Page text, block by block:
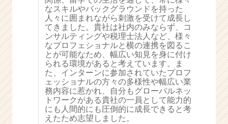
r
C
a
e
e
r）
なスキルやバックグラウンドを持った
人々に囲まれながら刺激を受けて成長し
てきました。貴社は社内のみならず、コ
ンサルティングや税理士法人など、様々
なプロフェショナルと横の連携を図るこ
とが可能なため、幅広い知見を身に付け
られる環境があると考えています。ま
た、インターンに参加されていたプロフ
ェッショナルの方々の多様性や幅広い業
務内容に惹かれ、自分もグローバルネッ
トワークがある貴社の一員として能力的
にも人間的にも圧倒的に成長できると考
えたため志望しました。